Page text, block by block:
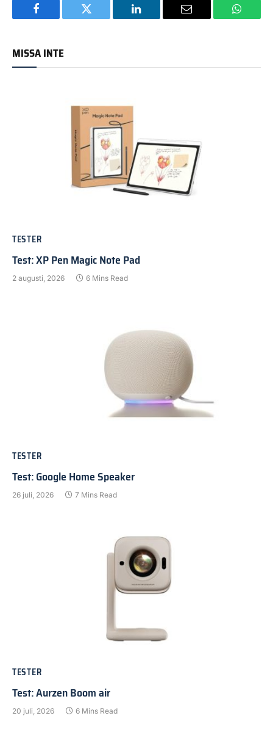
Facebook Twitter LinkedIn Email
MISSA INTE
TESTER
Test: XP Pen Magic Note Pad
2 augusti, 2026 6 Mins Read
TESTER
Test: Google Home Speaker
26 juli, 2026 7 Mins Read
TESTER
Test: Aurzen Boom air
20 juli, 2026 6 Mins Read